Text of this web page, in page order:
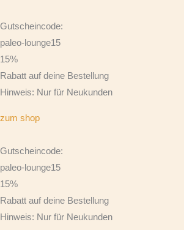
Gutscheincode:
paleo-lounge15
15%
Rabatt auf deine Bestellung
Hinweis: Nur für Neukunden
zum shop
Gutscheincode:
paleo-lounge15
15%
Rabatt auf deine Bestellung
Hinweis: Nur für Neukunden